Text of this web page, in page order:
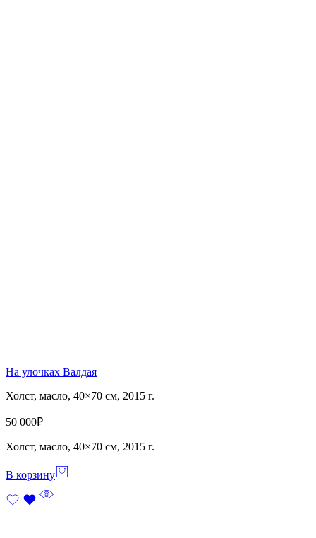
На улочках Валдая
Холст, масло, 40×70 см, 2015 г.
50 000₽
Холст, масло, 40×70 см, 2015 г.
В корзину